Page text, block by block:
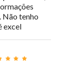
Não tenho
excel